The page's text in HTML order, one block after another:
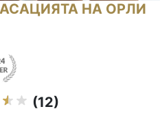
НА ОРЛИ
(12)